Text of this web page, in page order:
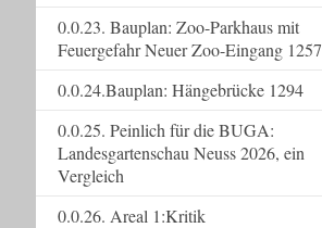
0.0.23. Bauplan: Zoo-Parkhaus mit
Feuergefahr Neuer Zoo-Eingang 1257
0.0.24.Bauplan: Hängebrücke 1294
0.0.25. Peinlich für die BUGA:
Landesgartenschau Neuss 2026, ein
Vergleich
0.0.26. Areal 1:Kritik